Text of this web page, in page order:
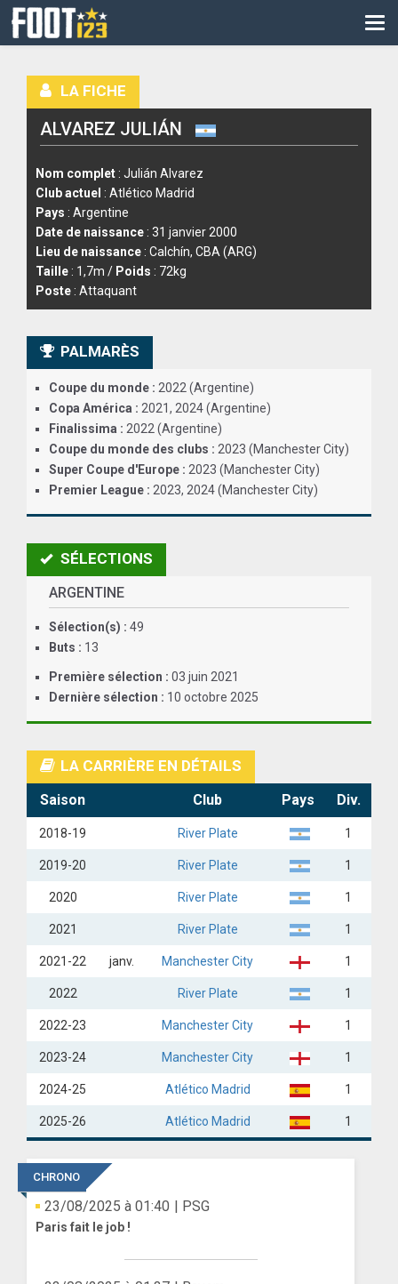
CM
LIGUE DES CHAMPIONS
PALMARÈS
LES DIRECTS
LIGUE 2
COUPE DE FRANCE
COUPE DE LA LIGUE
ANGLETERRE
ESPAGNE
ALLEMAGNE
RECHERCHE
LA FICHE
ALVAREZ JULIÁN
Nom complet : Julián Alvarez
Club actuel : Atlético Madrid
Pays : Argentine
Date de naissance : 31 janvier 2000
Lieu de naissance : Calchín, CBA (ARG)
Taille : 1,7m / Poids : 72kg
Poste : Attaquant
PALMARÈS
Coupe du monde : 2022 (Argentine)
Copa América : 2021, 2024 (Argentine)
Finalissima : 2022 (Argentine)
Coupe du monde des clubs : 2023 (Manchester City)
Super Coupe d'Europe : 2023 (Manchester City)
Premier League : 2023, 2024 (Manchester City)
SÉLECTIONS
ARGENTINE
Sélection(s) : 49
Buts : 13
Première sélection : 03 juin 2021
Dernière sélection : 10 octobre 2025
LA CARRIÈRE EN DÉTAILS
Saison Club Pays Div.
2018-19 River Plate 1
2019-20 River Plate 1
2020 River Plate 1
2021 River Plate 1
2021-22 janv. Manchester City 1
2022 River Plate 1
2022-23 Manchester City 1
2023-24 Manchester City 1
2024-25 Atlético Madrid 1
2025-26 Atlético Madrid 1
CHRONO
23/08/2025 à 01:40 | PSG
Paris fait le job !